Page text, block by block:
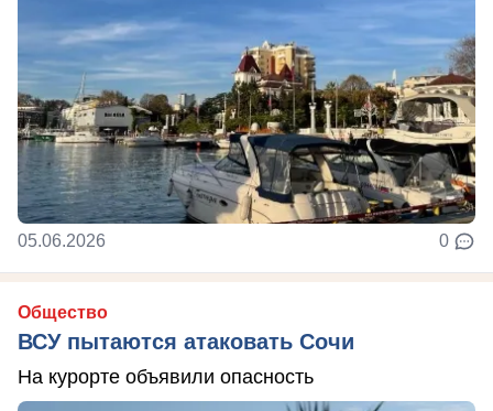
05.06.2026 0
Общество
ВСУ пытаются атаковать Сочи
На курорте объявили опасность